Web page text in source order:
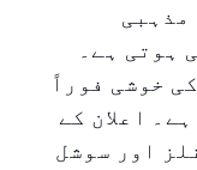
مذہبی
ہوتی ہے۔
خوشی فوراً
اعلان کے
اور سوشل